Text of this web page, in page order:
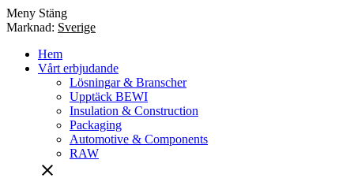
Meny Stäng
Marknad: Sverige
Hem
Vårt erbjudande
Lösningar & Branscher
Upptäck BEWI
Insulation & Construction
Packaging
Automotive & Components
RAW
close